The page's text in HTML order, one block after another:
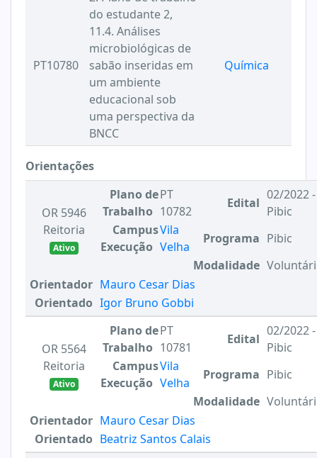
PT10780
do estudante 2,
11.4. Análises
microbiológicas de
sabão inseridas em
um ambiente
educacional sob
uma perspectiva da
BNCC
Química
Orientações
OR 5946
Reitoria
Ativo
Plano de
Trabalho
PT
10782
Edital
02/2022 -
Pibic
Campus
Execução
Vila
Velha
Programa Pibic
Modalidade
Orientador Mauro Cesar Dias
Orientado Igor Bruno Gobbi
OR 5564
Reitoria
Ativo
Plano de
Trabalho
PT
10781
Edital
02/2022 -
Pibic
Campus
Execução
Vila
Velha
Programa Pibic
Modalidade
Orientador Mauro Cesar Dias
Orientado Beatriz Santos Calais